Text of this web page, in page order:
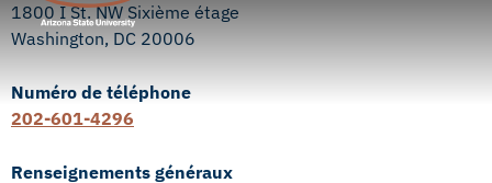
1800 I St. NW Sixième étage
Washington, DC 20006
Numéro de téléphone
202-601-4296
Renseignements généraux